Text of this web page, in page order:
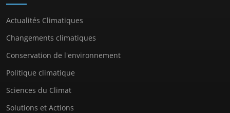
Actualités Climatiques
Changements climatiques
Conservation de l'environnement
Politique climatique
Sciences du Climat
Solutions et Actions